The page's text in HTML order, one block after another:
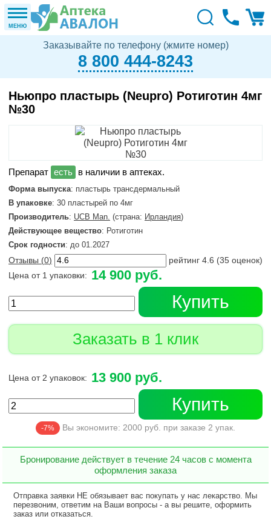
МЕНЮ
Заказывайте по телефону (жмите номер)
8 800 444-8243
Ньюпро пластырь (Neupro) Ротиготин 4мг
№30
в наличии в аптеках.
Форма выпуска: пластырь трансдермальный
В упаковке: 30 пластырей по 4мг
Производитель: UCB Man. (страна: Ирландия)
Действующее вещество: Ротиготин
Срок годности: до 01.2027
Отзывы (0) рейтинг 4.6 (35 оценок)
Цена от 1 упаковки: 14 900 руб.
Купить
Заказать в 1 клик
Цена от 2 упаковок: 13 900 руб.
Купить
-7% Вы экономите: 2000 руб. при заказе 2 упак.
Бронирование действует в течение 24 часов с момента
оформления заказа
Отправка заявки НЕ обязывает вас покупать у нас лекарство. Мы
перезвоним, ответим на Ваши вопросы - а вы решите, оформить
заказ или отказаться.